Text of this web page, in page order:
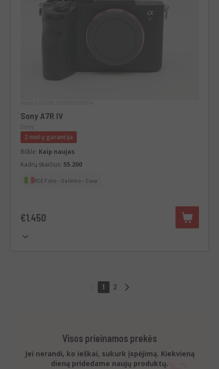
Sony A7R IV
2 metų garantija
Būklė: Kaip naujas
Kadrų skaičius: 55.200
RCE Foto - Salerno - Cava
€1.450
1 2
Visos prieinamos prekės
Jei nerandi, ko ieškai, sukurk įspėjimą. Kiekvieną
dieną pridedame naujų produktų.